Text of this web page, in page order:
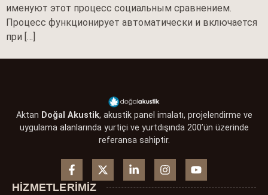
именуют этот процесс социальным сравнением.
Процесс функционирует автоматически и включается
при […]
Aktan Doğal Akustik, akustik panel imalatı, projelendirme ve
uygulama alanlarında yurtiçi ve yurtdışında 200’ün üzerinde
referansa sahiptir.
HIZMETLERIMIZ